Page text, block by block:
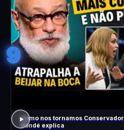
9
Como nos tornamos
Pondé explica